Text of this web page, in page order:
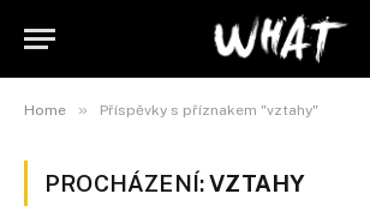
Home » Příspěvky s příznakem "vztahy"
PROCHÁZENÍ:VZTAHY